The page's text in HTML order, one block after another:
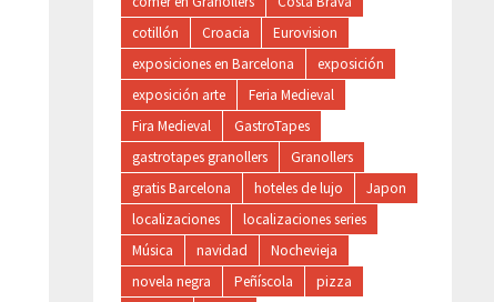
cotillón
Croacia
Eurovision
exposiciones en Barcelona
exposición
exposición arte
Feria Medieval
Fira Medieval
GastroTapes
gastrotapes granollers
Granollers
gratis Barcelona
hoteles de lujo
Japon
localizaciones
localizaciones series
Música
navidad
Nochevieja
novela negra
Peñíscola
pizza